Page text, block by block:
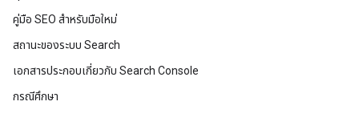
คู่มือ SEO สำหรับมือใหม่
สถานะของระบบ Search
เอกสารประกอบเกี่ยวกับ Search Console
กรณีศึกษา